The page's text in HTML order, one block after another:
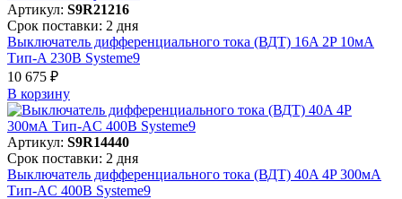
Артикул: S9R21216
Срок поставки: 2 дня
Выключатель дифференциального тока (ВДТ) 16A 2P 10мА
Тип-A 230В Systeme9
10 675 ₽
В корзинy
Артикул: S9R14440
Срок поставки: 2 дня
Выключатель дифференциального тока (ВДТ) 40A 4P 300мА
Тип-AC 400В Systeme9